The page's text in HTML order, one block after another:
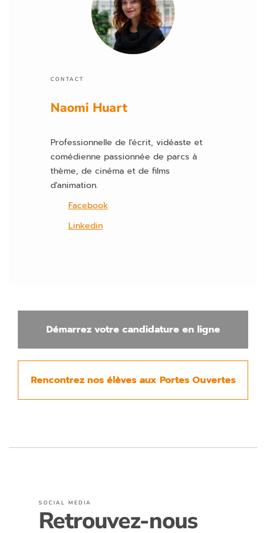
CONTACT
Naomi Huart
Professionnelle de l'écrit, vidéaste et
comédienne passionnée de parcs à
thème, de cinéma et de films
d'animation.
Facebook
Linkedin
Démarrez votre candidature en ligne
Rencontrez nos élèves aux Portes Ouvertes
SOCIAL MEDIA
Retrouvez-nous